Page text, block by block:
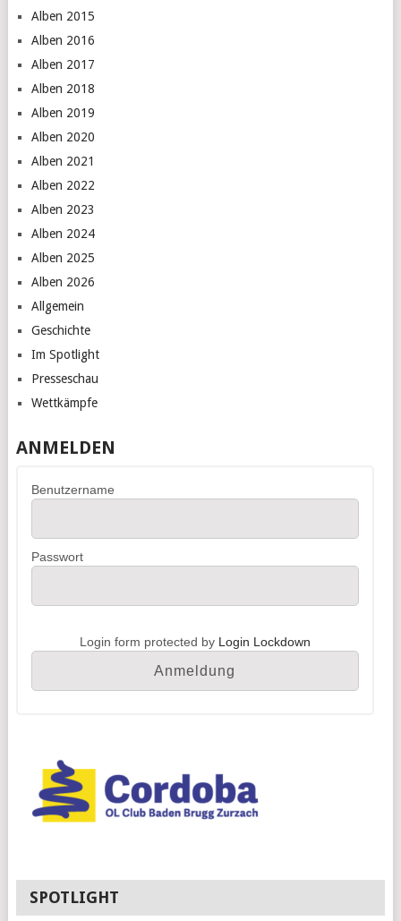
Alben 2015
Alben 2016
Alben 2017
Alben 2018
Alben 2019
Alben 2020
Alben 2021
Alben 2022
Alben 2023
Alben 2024
Alben 2025
Alben 2026
Allgemein
Geschichte
Im Spotlight
Presseschau
Wettkämpfe
ANMELDEN
Benutzername
Passwort
Login form protected by Login Lockdown
SPOTLIGHT